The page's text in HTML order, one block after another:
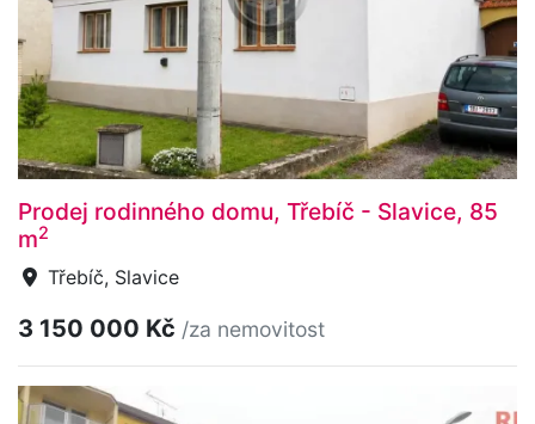
Prodej rodinného domu, Třebíč - Slavice, 85
m2
Třebíč, Slavice
3 150 000 Kč /za nemovitost